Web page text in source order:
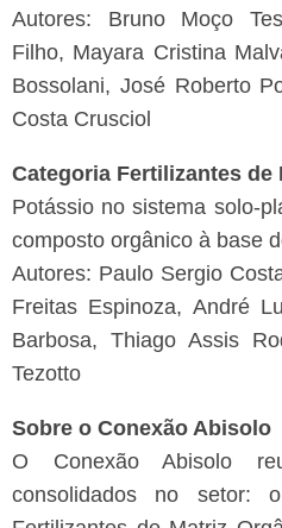
Autores: Bruno Moço
Filho, Mayara Cristina
Bossolani, José Roberto
Costa Crusciol
Categoria Fertilizantes de
Potássio no sistema solo-
composto orgânico à base
Autores: Paulo Sergio
Freitas Espinoza, André
Barbosa, Thiago Assis
Tezotto
Sobre o Conexão Abisolo
O Conexão Abisolo
consolidados no setor: